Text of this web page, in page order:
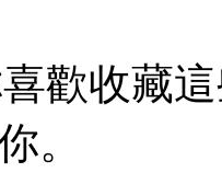
歡收藏
。